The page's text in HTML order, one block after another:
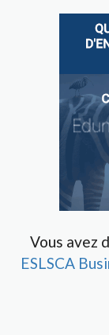
Vous avez
ESLSCA